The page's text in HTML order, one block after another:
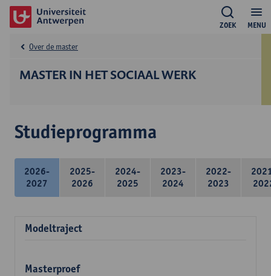
MENU
ZOEK
MASTER IN HET SOCIAAL WERK
Over de master
Studieprogramma
2026-
2027
2025-
2026
2024-
2025
2023-
2024
2022-
2023
Modeltraject
Masterproef